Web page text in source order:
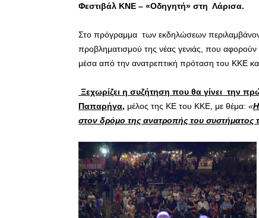
Φεστιβάλ ΚΝΕ – «Οδηγητή» στη Λάρισα.
Στο πρόγραμμα των εκδηλώσεων
προβληματισμού της νέας γενιάς, που αφορούν
μέσα από την ανατρεπτική πρόταση του ΚΚΕ
Ξεχωρίζει η συζήτηση που θα γίνει την
Παπαρήγα, μέλος της ΚΕ του ΚΚΕ, με θέμα: «
στον δρόμο της ανατροπής του συστήματος